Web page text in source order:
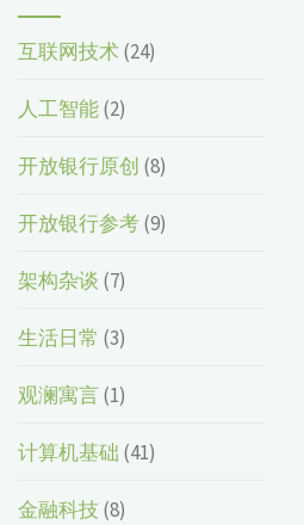
互联网技术(24)
人工智能(2)
开放银行原创 (8)
开放银行参考(9)
架构杂谈 (7)
生活日常 (3)
观澜寓言(1)
计算机基础 (41)
金融科技 (8)